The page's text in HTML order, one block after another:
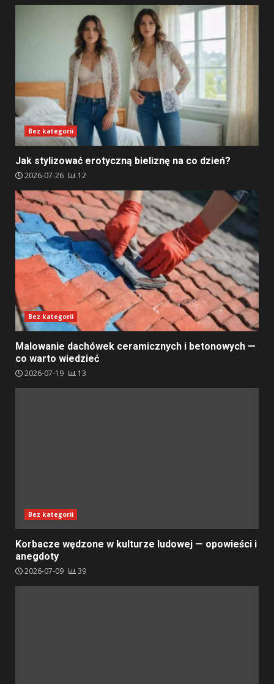
Bez kategorii
Jak stylizować erotyczną bieliznę na co dzień?
2026-07-26 12
Bez kategorii
Malowanie dachówek ceramicznych i betonowych —
co warto wiedzieć
2026-07-19 13
Bez kategorii
Korbacze wędzone w kulturze ludowej — opowieści i
anegdoty
2026-07-09 39